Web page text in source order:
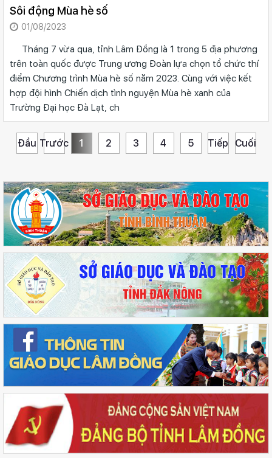
Sôi động Mùa hè số
01/08/2023
Tháng 7 vừa qua, tỉnh Lâm Đồng là 1 trong 5 địa phương
trên toàn quốc được Trung ương Đoàn lựa chọn tổ chức thí
điểm Chương trình Mùa hè số năm 2023. Cùng với việc kết
hợp đội hình Chiến dịch tình nguyện Mùa hè xanh của
Trường Đại học Đà Lạt, ch
Đầu Trước 1 2 3 4 5 Tiếp Cuối